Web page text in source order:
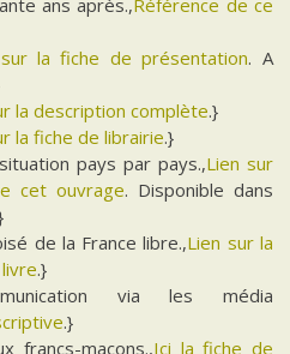
ans après.,Référence de ce
la fiche de présentation. A
la description complète.}
la fiche de librairie.}
pays par pays.,Lien sur
cet ouvrage. Disponible dans
de la France libre.,Lien sur la
.}
via les média
.}
francs-maçons.,Ici la fiche de